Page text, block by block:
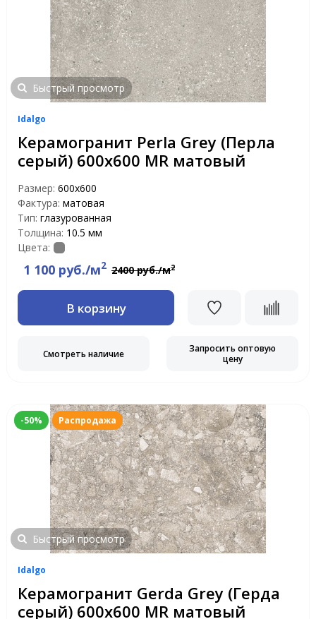
Быстрый просмотр
Idalgo
Керамогранит Perla Grey (Перла
серый) 600х600 MR матовый
Размер: 600х600
Фактура: матовая
Тип: глазурованная
Толщина: 10.5 мм
Цвета:
1 100 руб./м2 2400 руб./м2
В корзину
Смотреть наличие
Запросить оптовую
цену
-50% Распродажа
Быстрый просмотр
Idalgo
Керамогранит Gerda Grey (Герда
серый) 600х600 MR матовый